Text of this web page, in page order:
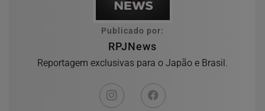
Publicado por:
RPJNews
Reportagem exclusivas para o Japão e Brasil.